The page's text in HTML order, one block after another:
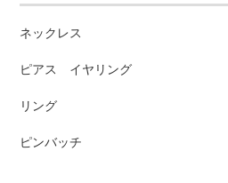
ネックレス
ピアス イヤリング
リング
ピンバッチ